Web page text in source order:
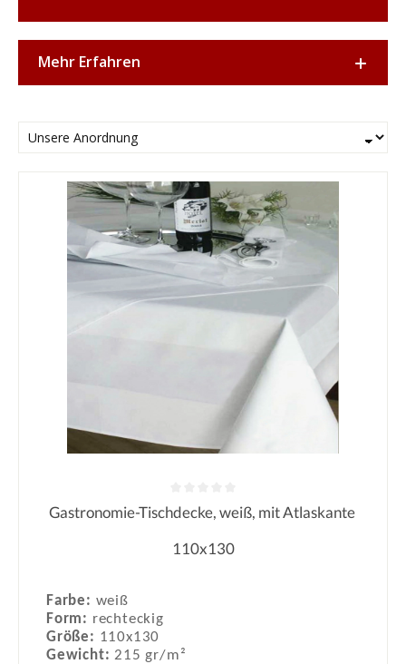
Mehr Erfahren
Durchschnittliche Bewertung von 0
Gastronomie-Tischdecke, weiß, mit Atlaskante
110x130
Farbe: weiß
Form: rechteckig
Größe: 110x130
Gewicht:215 gr/m²